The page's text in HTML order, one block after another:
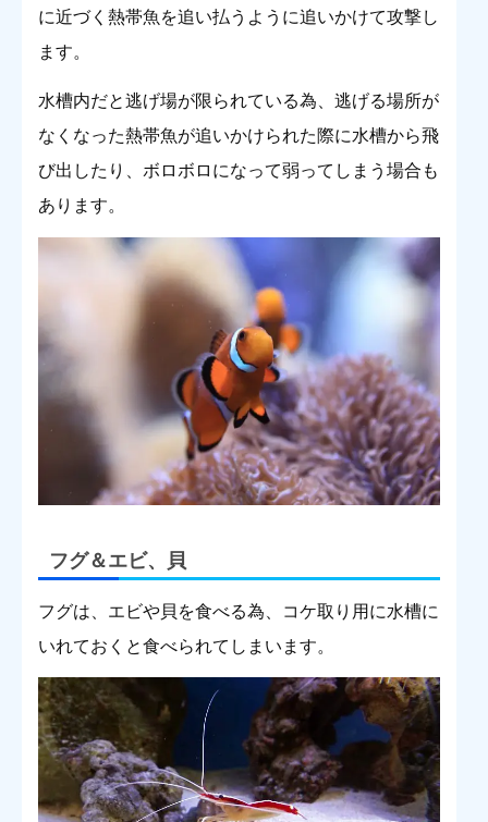
に近づく熱帯魚を追い払うように追いかけて攻撃し
ます。
水槽内だと逃げ場が限られている為、逃げる場所が
なくなった熱帯魚が追いかけられた際に水槽から飛
び出したり、ボロボロになって弱ってしまう場合も
あります。
フグ＆エビ、貝
フグは、エビや貝を食べる為、コケ取り用に水槽に
いれておくと食べられてしまいます。